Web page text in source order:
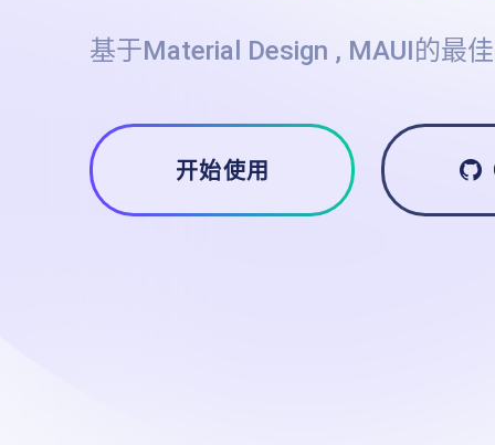
基于Material Design , MAUI的最
开始使用